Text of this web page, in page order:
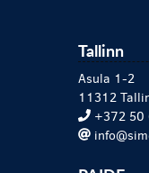
Tallinn
Asula 1-2
11312
+372 50